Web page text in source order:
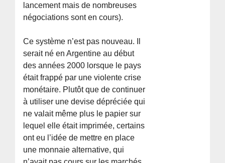
lancement mais de nombreuses
négociations sont en cours).
Ce système n’est pas nouveau. Il
serait né en Argentine au début
des années 2000 lorsque le pays
était frappé par une violente crise
monétaire. Plutôt que de continuer
à utiliser une devise dépréciée qui
ne valait même plus le papier sur
lequel elle était imprimée, certains
ont eu l’idée de mettre en place
une monnaie alternative, qui